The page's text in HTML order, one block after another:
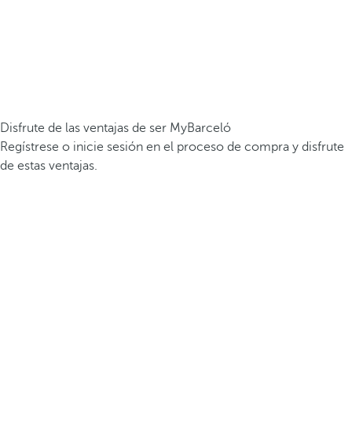
Disfrute de las ventajas de ser MyBarceló
Regístrese o inicie sesión en el proceso de compra y disfrute
de estas ventajas.